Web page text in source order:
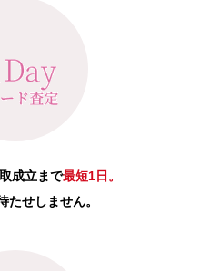
成立まで最短1日。
たせしません。